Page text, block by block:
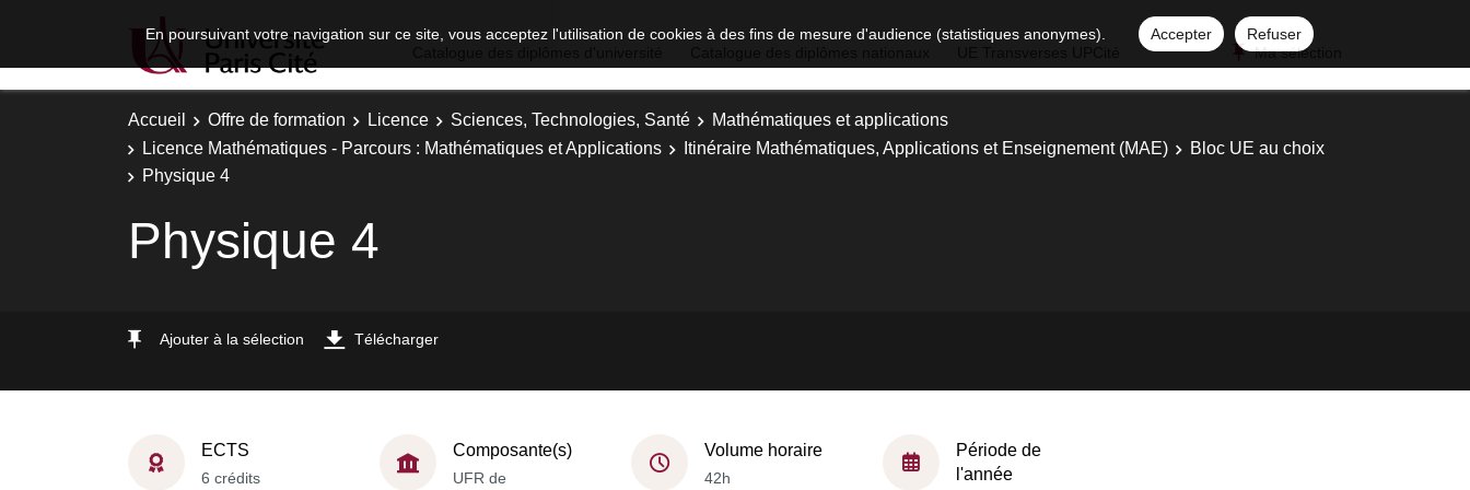
En poursuivant votre navigation sur ce site, vous acceptez l'utilisation de cookies à des fins de mesure d'audience (statistiques anonymes). Accepter
Refuser
Ma sélection
Accueil Offre de formation Licence Sciences, Technologies, Santé
Mathématiques et applications
Licence Mathématiques - Parcours : Mathématiques et Applications
Itinéraire Mathématiques, Applications et Enseignement (MAE)
Bloc UE au choix
Physique 4
Physique 4
Ajouter à la sélection Télécharger
ECTS
6 crédits
Composante(s)
UFR de
Volume horaire
42h
Période de
l'année